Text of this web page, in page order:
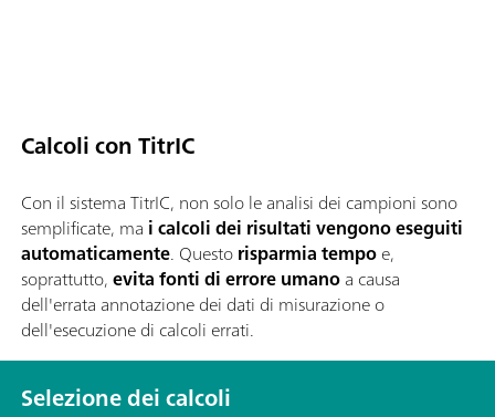
Calcoli con TitrIC
Con il sistema TitrIC, non solo le analisi dei campioni sono
semplificate, ma i calcoli dei risultati vengono eseguiti
automaticamente. Questorisparmia tempoe,
soprattutto,evita fonti di errore umanoa causa
dell'errata annotazione dei dati di misurazione o
dell'esecuzione di calcoli errati.
Selezione dei calcoli